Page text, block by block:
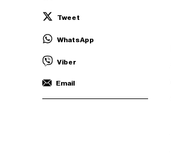
Tweet
WhatsApp
Viber
Email